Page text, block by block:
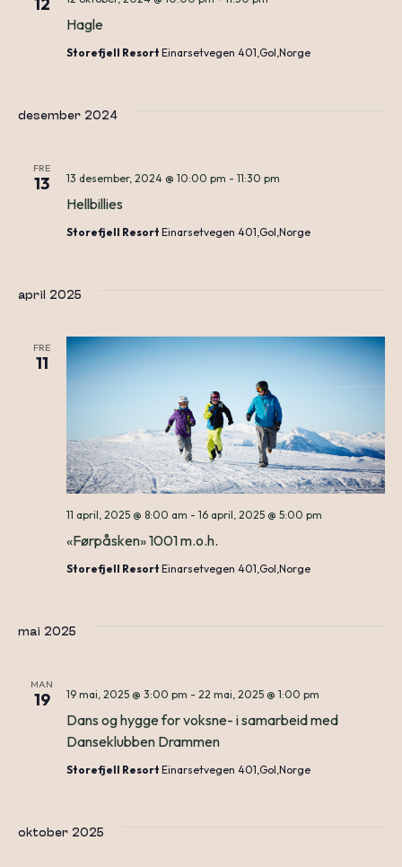
Hagle
Storefjell Resort Einarsetvegen 401,Gol,Norge
desember 2024
FRE
13
Hellbillies
13 desember, 2024 @ 10:00 pm - 11:30 pm
Storefjell Resort Einarsetvegen 401,Gol,Norge
april 2025
FRE
11
«Førpåsken» 1001 m.o.h.
11 april, 2025 @ 8:00 am - 16 april, 2025 @ 5:00 pm
Storefjell Resort Einarsetvegen 401,Gol,Norge
mai 2025
MAN
19
Dans og hygge for voksne- i samarbeid med
Danseklubben Drammen
19 mai, 2025 @ 3:00 pm - 22 mai, 2025 @ 1:00 pm
Storefjell Resort Einarsetvegen 401,Gol,Norge
oktober 2025